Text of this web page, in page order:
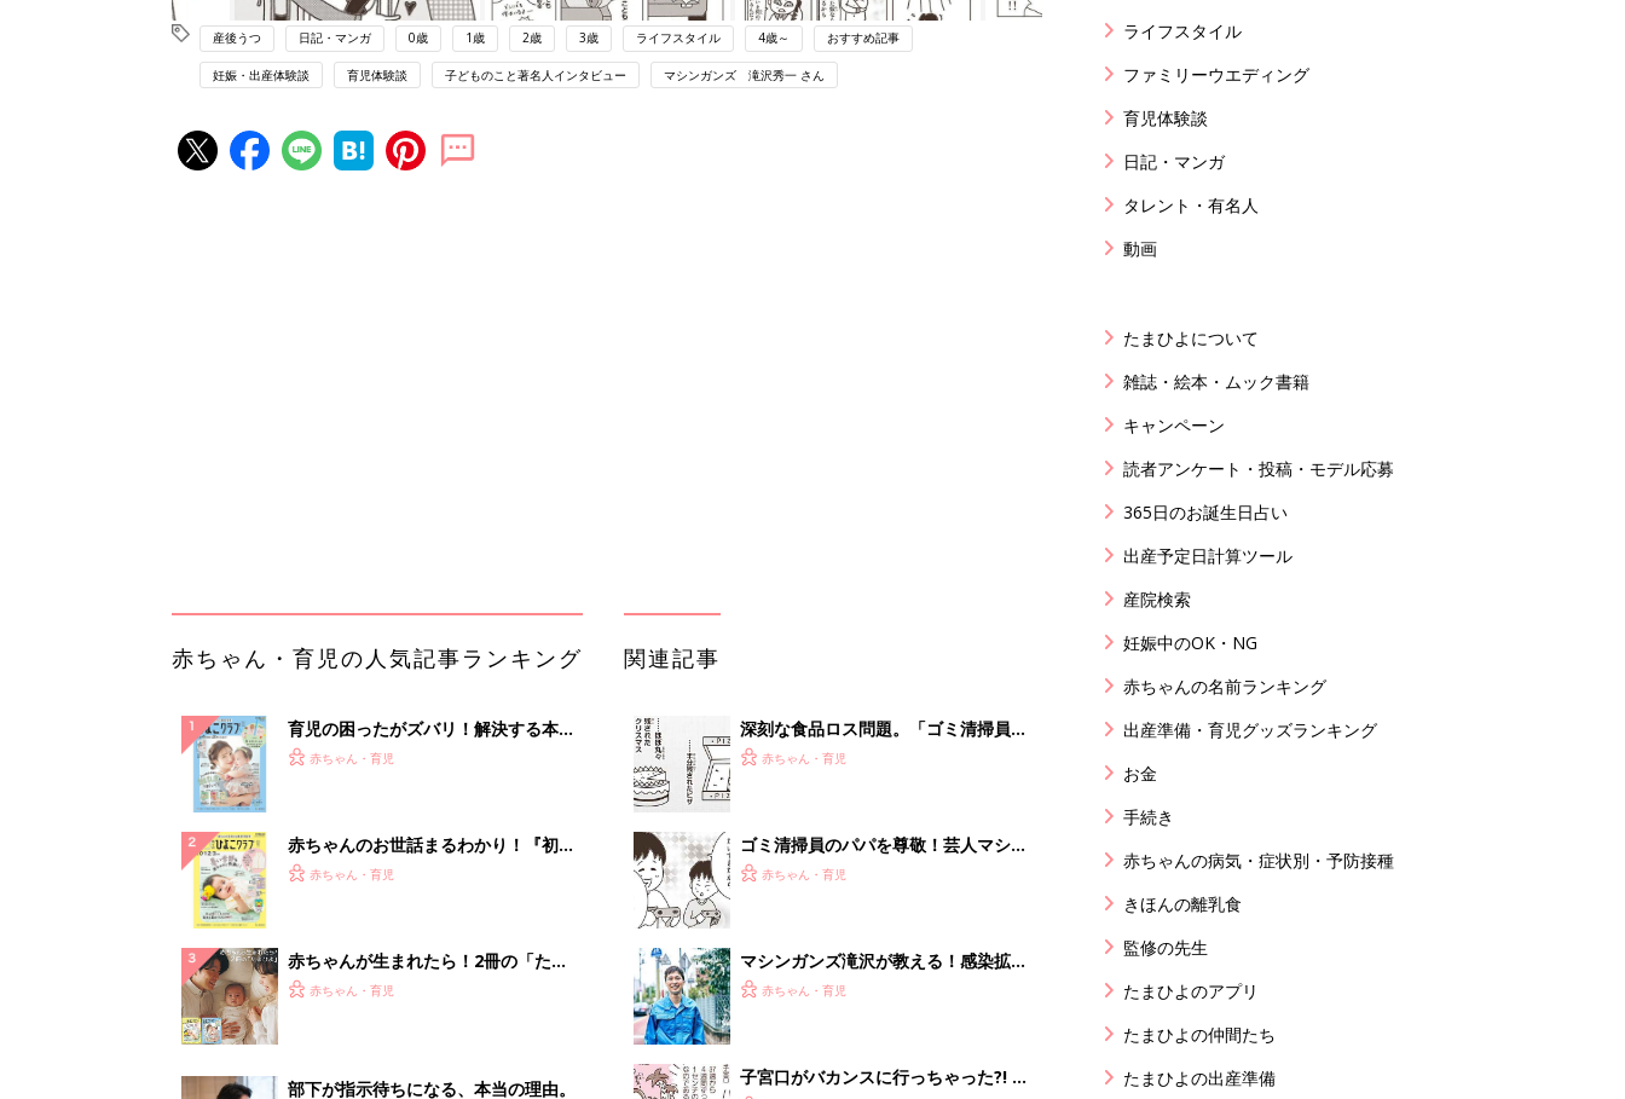
産後うつ 日記・マンガ 0歳 1歳 2歳 3歳 ライフスタイル 4歳～ おすすめ記事
妊娠・出産体験談 育児体験談 子どものこと著名人インタビュー マシンガンズ 滝沢秀一 さん
23年続く自律型組織に共通する「3つ
の要素」
PR（ビズヒント）
ランキングをもっと見る
産編】
リーダーへの警鐘。自律型組織をつく
る前に外せな...
PR（ビズヒント）
ライフスタイル
ファミリーウエディング
育児体験談
日記・マンガ
タレント・有名人
動画
たまひよについて
雑誌・絵本・ムック書籍
キャンペーン
読者アンケート・投稿・モデル応募
365日のお誕生日占い
出産予定日計算ツール
産院検索
妊娠中のOK・NG
赤ちゃんの名前ランキング
出産準備・育児グッズランキング
お金
手続き
赤ちゃんの病気・症状別・予防接種
きほんの離乳食
監修の先生
たまひよのアプリ
たまひよの仲間たち
たまひよの出産準備